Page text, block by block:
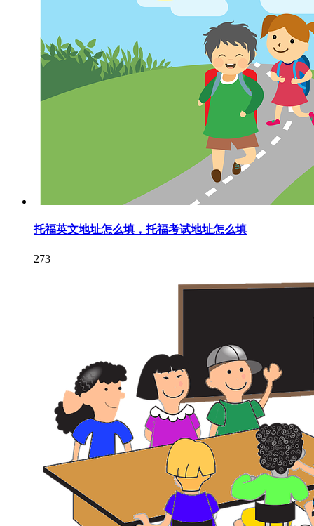
托福英文地址怎么填，托福考试地址怎么填
273